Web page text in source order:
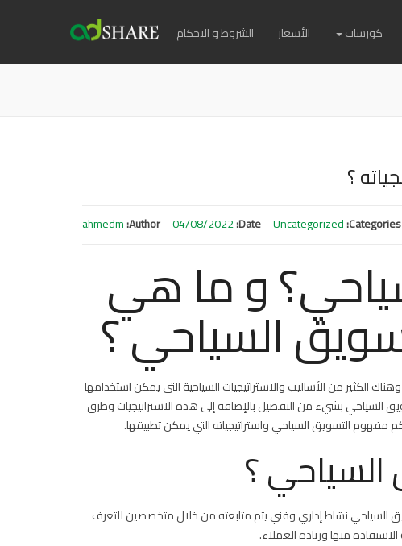
كورسات الأسعار الشروط و الاحكام
؟
Author:
ahmedm Date:
04/08/2022 Categories:
Uncategorized
و ما هي
السياحي ؟
الكثير من الأساليب والاستراتيجيات السياحية التي يمكن استخدامها
السياحي بشيء من التفصيل بالإضافة إلى هذه الاستراتيجيات وطرق
مفهوم التسويق السياحي واستراتيجياته التي يمكن تطبيقها.
؟
السياحي نشاط إداري وفني يتم متابعته من خلال متخصصين للتعرف
منها وزيادة العملاء.